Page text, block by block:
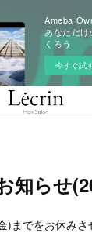
Ameba
あなただ
くろう
今すぐ試
知らせ
までをお休みさ